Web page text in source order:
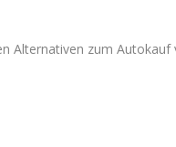
Alternativen zum